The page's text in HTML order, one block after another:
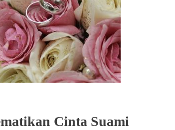
Cinta Suami